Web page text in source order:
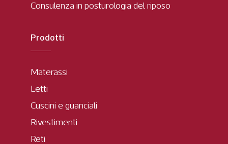
Consulenza in posturologia del riposo
Prodotti
Materassi
Letti
Cuscini e guanciali
Rivestimenti
Reti